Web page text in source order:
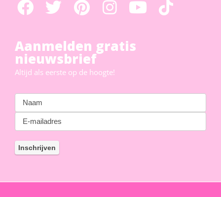
Aanmelden gratis
nieuwsbrief
Altijd als eerste op de hoogte!